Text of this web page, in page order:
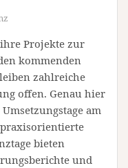
Projekte zur
kommenden
zahlreiche
offen. Genau hier
am
praxisorientierte
bieten
und